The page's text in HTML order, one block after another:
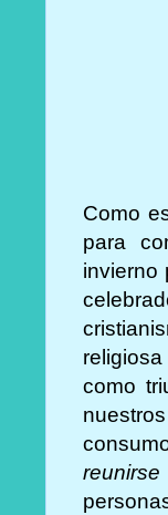
Como
para
invierno
como